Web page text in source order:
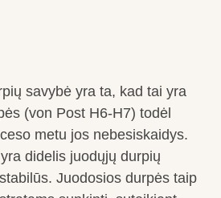
savybė yra ta, kad tai yra
(von Post H6-H7) todėl
metu jos nebesiskaidys.
didelis juodųjų durpių
Juodosios durpės taip